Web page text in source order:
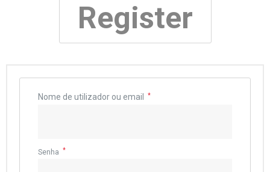
Register
Nome de utilizador ou email *
Senha *